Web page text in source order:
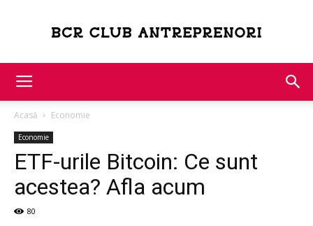
Antreprenori
Acasă Economie
Economie
ETF-urile Bitcoin: Ce sunt
acestea? Afla acum
80